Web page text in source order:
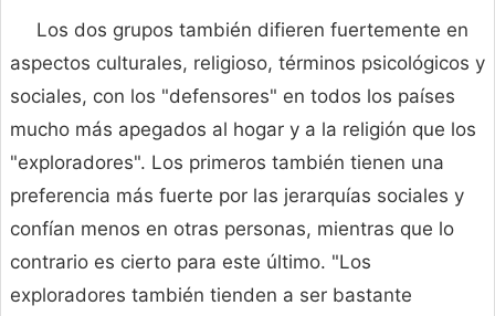
Los dos grupos también difieren fuertemente en
aspectos culturales, religioso, términos psicológicos y
sociales, con los "defensores" en todos los países
mucho más apegados al hogar y a la religión que los
"exploradores". Los primeros también tienen una
preferencia más fuerte por las jerarquías sociales y
confían menos en otras personas, mientras que lo
contrario es cierto para este último. "Los
exploradores también tienden a ser bastante